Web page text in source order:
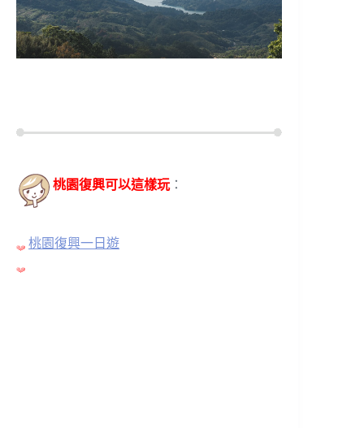
桃園復興可以這樣玩：
桃園復興一日遊